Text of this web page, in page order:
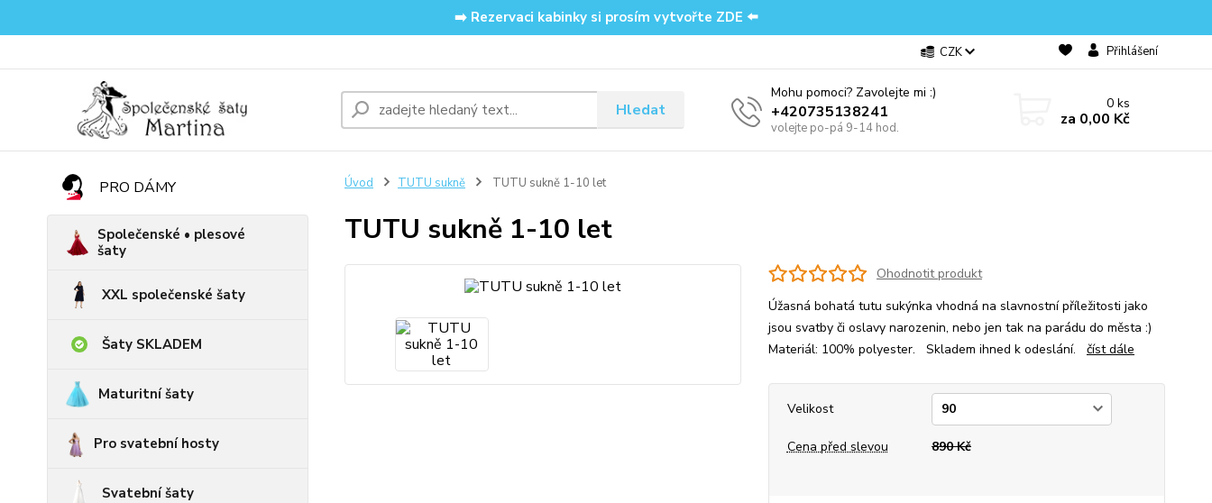
➡️ Rezervaci kabinky si prosím vytvořte ZDE ⬅️
CZK Přihlášení
Hledat
Mohu pomoci? Zavolejte mi :)
‭+420735138241
volejte po-pá 9-14 hod.
0ks
za 0,00 Kč
PRO DÁMY
Společenské • plesové
šaty
XXL společenské šaty
Šaty SKLADEM
Maturitní šaty
Pro svatební hosty
Svatební šaty
Úvod TUTU sukně TUTU sukně 1-10 let
TUTU sukně 1-10 let
Ohodnotit produkt
Úžasná bohatá tutu sukýnka vhodná na slavnostní příležitosti jako
jsou svatby či oslavy narozenin, nebo jen tak na parádu do města :)
Materiál: 100% polyester. Skladem ihned k odeslání. číst dále
Velikost
Cena před slevou 890 Kč